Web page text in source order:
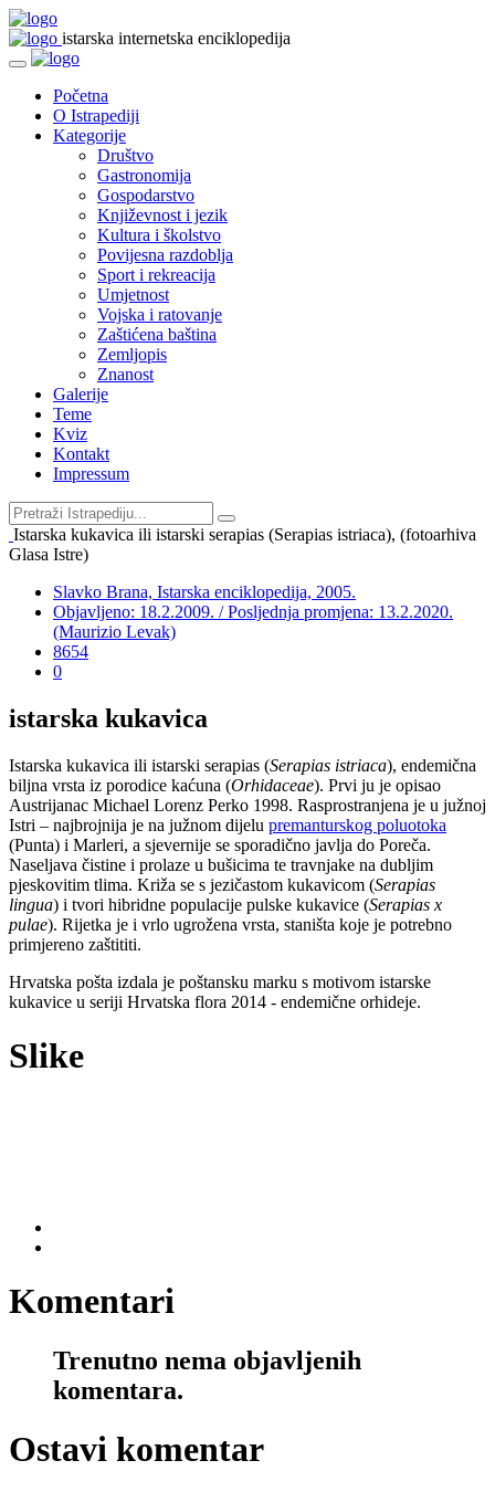
istarska internetska enciklopedija
Početna
O Istrapediji
Kategorije
Društvo
Gastronomija
Gospodarstvo
Književnost i jezik
Kultura i školstvo
Povijesna razdoblja
Sport i rekreacija
Umjetnost
Vojska i ratovanje
Zaštićena baština
Zemljopis
Znanost
Galerije
Teme
Kviz
Kontakt
Impressum
Istarska kukavica ili istarski serapias (Serapias istriaca), (fotoarhiva
Glasa Istre)
Slavko Brana, Istarska enciklopedija, 2005.
Objavljeno: 18.2.2009. / Posljednja promjena: 13.2.2020.
(Maurizio Levak)
8654
0
istarska kukavica
Istarska kukavica ili istarski serapias (Serapias istriaca), endemična
biljna vrsta iz porodice kaćuna (Orhidaceae). Prvi ju je opisao
Austrijanac Michael Lorenz Perko 1998. Rasprostranjena je u južnoj
Istri – najbrojnija je na južnom dijelu premanturskog poluotoka
(Punta) i Marleri, a sjevernije se sporadično javlja do Poreča.
Naseljava čistine i prolaze u bušicima te travnjake na dubljim
pjeskovitim tlima. Križa se s jezičastom kukavicom (Serapias
lingua) i tvori hibridne populacije pulske kukavice (Serapias x
pulae). Rijetka je i vrlo ugrožena vrsta, staništa koje je potrebno
primjereno zaštititi.
Hrvatska pošta izdala je poštansku marku s motivom istarske
kukavice u seriji Hrvatska flora 2014 - endemične orhideje.
Slike
Komentari
Trenutno nema objavljenih
komentara.
Ostavi komentar